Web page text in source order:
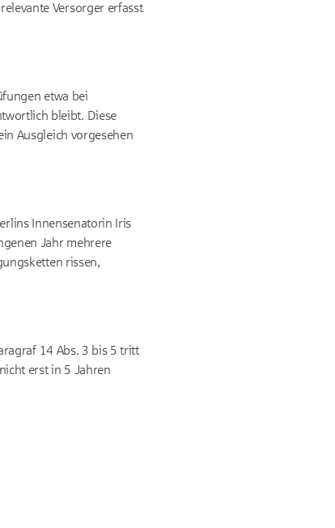
Versorger erfasst
etwa bei
bleibt. Diese
Ausgleich vorgesehen
Innensenatorin Iris
Jahr mehrere
rissen,
14 Abs. 3 bis 5 tritt
erst in 5 Jahren